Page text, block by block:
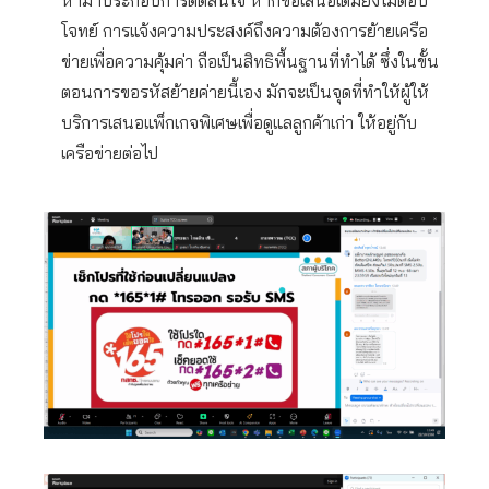
โจทย์ การแจ้งความประสงค์ถึงความต้องการย้ายเครือ
ข่ายเพื่อความคุ้มค่า ถือเป็นสิทธิพื้นฐานที่ทำได้ ซึ่งในขั้น
ตอนการขอรหัสย้ายค่ายนี้เอง มักจะเป็นจุดที่ทำให้ผู้ให้
บริการเสนอแพ็กเกจพิเศษเพื่อดูแลลูกค้าเก่า ให้อยู่กับ
เครือข่ายต่อไป